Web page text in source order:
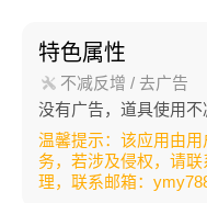
特色属性
不减反增 / 去广告
没有广告，道具使用不
温馨提示：该应用由
务，若涉及侵权，请
理，联系邮箱：